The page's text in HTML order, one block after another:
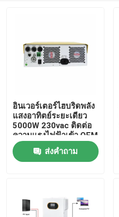
บ้าน
สินค้า
เกี่ยวกับเรา
อินเวอร์เตอร์ไฮบริดพลัง
แสงอาทิตย์ระยะเดียว
5000W 230vac ติดต่อ
ความแรงไฟฟ้าเข้า OEM
รับรอง CE IEC
ส่งคำถาม